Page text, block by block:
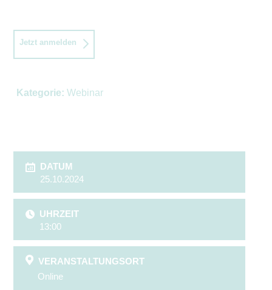
Jetzt anmelden
Kategorie: Webinar
DATUM
25.10.2024
UHRZEIT
13:00
VERANSTALTUNGSORT
Online